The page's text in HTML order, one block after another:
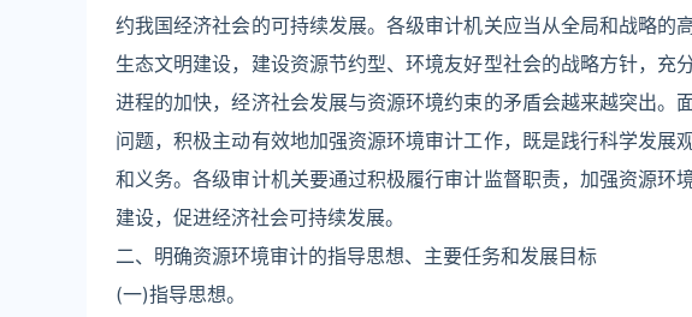
约我国经济社会的可持续发展。各级审计机关应当从全局和战略的
生态文明建设，建设资源节约型、环境友好型社会的战略方针，充
进程的加快，经济社会发展与资源环境约束的矛盾会越来越突出。
问题，积极主动有效地加强资源环境审计工作，既是践行科学发展
和义务。各级审计机关要通过积极履行审计监督职责，加强资源环
建设，促进经济社会可持续发展。
二、明确资源环境审计的指导思想、主要任务和发展目标
(一)指导思想。